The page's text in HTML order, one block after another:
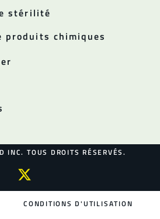
stérilité
produits chimiques
TOUS DROITS RÉSERVÉS.
CONDITIONS D'UTILISATION